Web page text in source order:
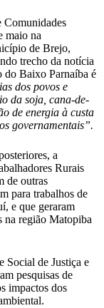
Comunidades
maio na
de Brejo,
trecho da notícia
do Baixo Parnaíba é
dos povos e
da soja, cana-de-
de energia à custa
governamentais”.
a
Rurais
de outras
para trabalhos de
e que geraram
na região Matopiba
Social de Justiça e
pesquisas de
impactos dos